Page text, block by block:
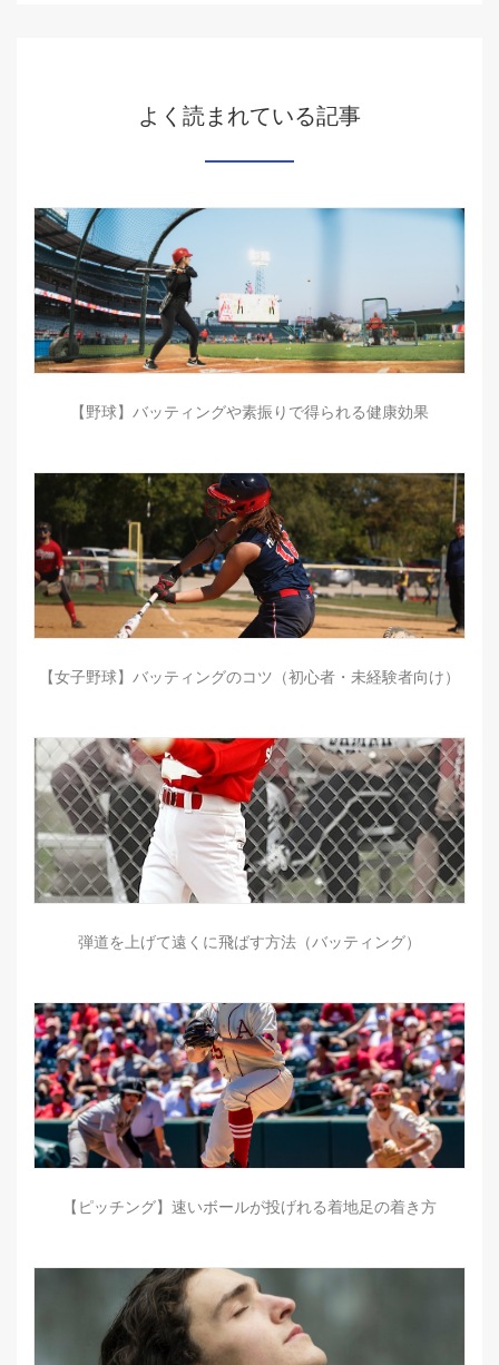
よく読まれている記事
【野球】バッティングや素振りで得られる健康効果
【女子野球】バッティングのコツ（初心者・未経験者向け）
弾道を上げて遠くに飛ばす方法（バッティング）
【ピッチング】速いボールが投げれる着地足の着き方